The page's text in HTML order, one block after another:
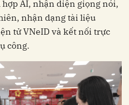
AI, nhận diện giọng nói,
nhận dạng tài liệu
tử VNeID và kết nối trực
công.